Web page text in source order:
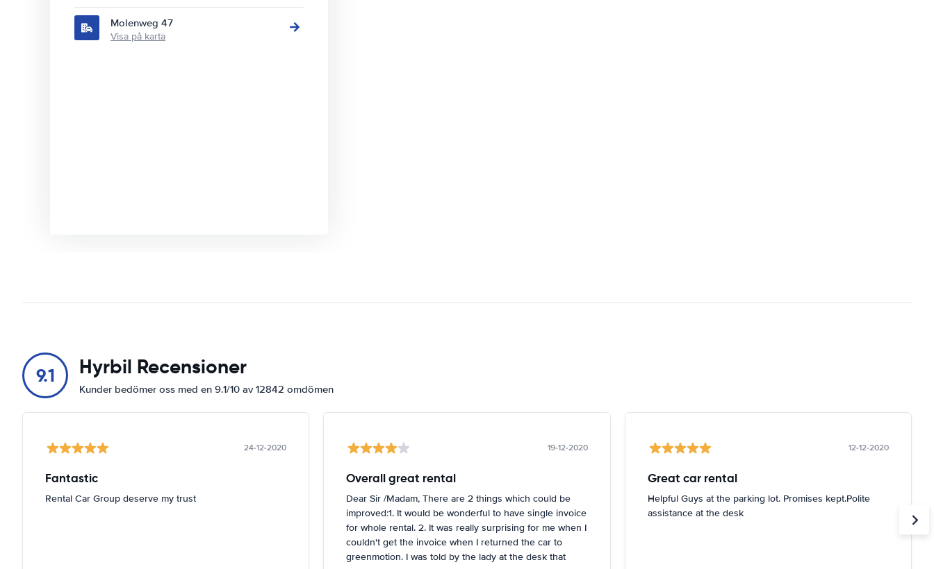
Molenweg 47
Visa på karta
9.1 Hyrbil Recensioner
Kunder bedömer oss med en 9.1/10 av 12842 omdömen
24-12-2020
Fantastic
Rental Car Group deserve my trust
19-12-2020
Overall great rental
Dear Sir /Madam, There are 2 things which could be
improved:1. It would be wonderful to have single invoice
for whole rental. 2. It was really surprising for me when I
couldn't get the invoice when I returned the car to
greenmotion. I was told by the lady at the desk that
12-12-2020
Great car rental
Helpful Guys at the parking lot. Promises kept.Polite
assistance at the desk